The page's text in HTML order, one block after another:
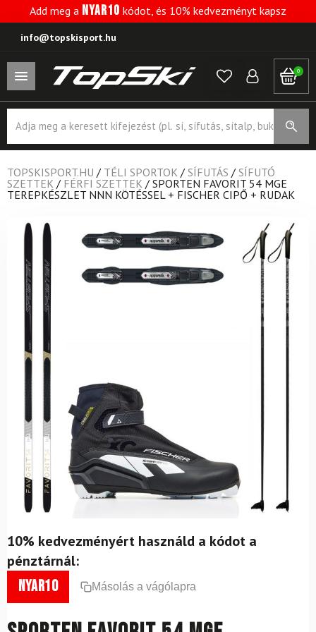
Add meg a NYAR10 kódot, és 10% kedvezményt kapsz
info@topskisport.hu
0
search
TOPSKISPORT.HU / TÉLI SPORTOK / SÍFUTÁS / SÍFUTÓ
SZETTEK / FÉRFI SZETTEK / SPORTEN FAVORIT 54 MGE
TEREPKÉSZLET NNN KÖTÉSSEL + FISCHER CIPŐ + RUDAK
10% kedvezményért használd a kódot a
pénztárnál:
nyar10 Másolás a vágólapra